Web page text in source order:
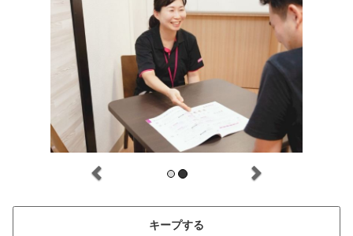
キープする